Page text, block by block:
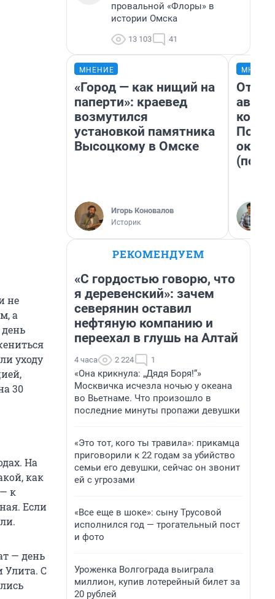
не
а
уходу
30
На
как
к
Если
— день
Улита. С
провальной «Флоры» в
истории Омска
13 103 41
МНЕНИЕ
«Город — как нищий на
паперти»: краевед
возмутился
установкой памятника
Высоцкому в Омске
Игорь Коновалов
Историк
От
РЕКОМЕНДУЕМ
«С гордостью говорю, что
я деревенский»: зачем
северянин оставил
нефтяную компанию и
переехал в глушь на Алтай
4 часа 2 224 1
«Она крикнула: „Дядя Боря!“»
Москвичка исчезла ночью у океана
во Вьетнаме. Что произошло в
последние минуты пропажи девушки
«Это тот, кого ты травила»: прикамца
приговорили к 22 годам за убийство
семьи его девушки, сейчас он звонит
ей с угрозами
«Все еще в шоке»: сыну Трусовой
исполнился год — трогательный пост
и фото
Уроженка Волгограда выиграла
миллион, купив лотерейный билет за
20 рублей